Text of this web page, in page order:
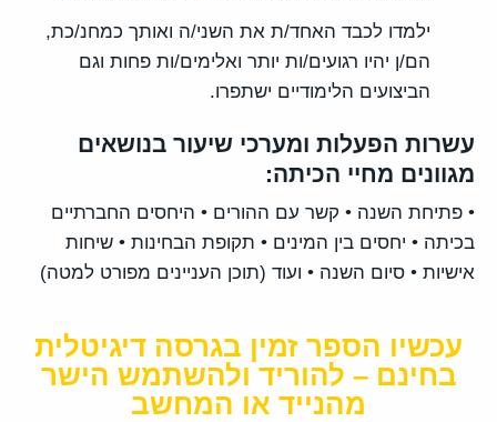
ילמדו לכבד האחד/ת את השני/ה ואותך כמחנ/כת,
הם/ן יהיו רגועים/ות יותר ואלימים/ות פחות וגם
הביצועים הלימודיים ישתפרו.
עשרות הפעלות ומערכי שיעור בנושאים
מגוונים מחיי הכיתה:
• פתיחת השנה • קשר עם ההורים • היחסים החברתיים
בכיתה • יחסים בין המינים • תקופת הבחינות • שיחות
אישיות • סיום השנה • ועוד (תוכן העניינים מפורט למטה)
עכשיו הספר זמין בגרסה דיגיטלית
בחינם – להוריד ולהשתמש הישר
מהנייד או המחשב